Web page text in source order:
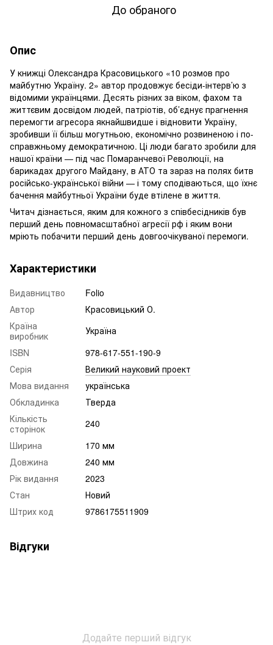
До обраного
Опис
У книжці Олександра Красовицького «10 розмов про
майбутню Україну. 2» автор продовжує бесіди-інтерв’ю з
відомими українцями. Десять різних за віком, фахом та
життєвим досвідом людей, патріотів, об’єднує прагнення
перемогти агресора якнайшвидше і відновити Україну,
зробивши її більш могутньою, економічно розвиненою і по-
справжньому демократичною. Ці люди багато зробили для
нашої країни — під час Помаранчевої Революції, на
барикадах другого Майдану, в АТО та зараз на полях битв
російсько-української війни — і тому сподіваються, що їхнє
бачення майбутньої України буде втілене в життя.
Читач дізнається, яким для кожного з співбесідників був
перший день повномасштабної агресії рф і яким вони
мріють побачити перший день довгоочікуваної перемоги.
Характеристики
Видавництво
Folio
Автор
Красовицький О.
Країна
виробник
Україна
ISBN
978-617-551-190-9
Серія
Великий науковий проект
Мова видання
українська
Обкладинка
Тверда
Кількість
сторінок
240
Ширина
170 мм
Довжина
240 мм
Рік видання
2023
Стан
Новий
Штрих код
9786175511909
Відгуки
Додайте перший відгук